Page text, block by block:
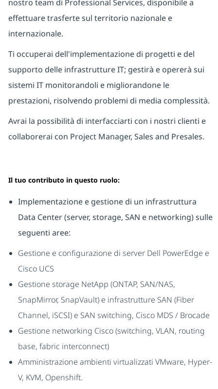
nostro team di Professional Services, disponibile a
effettuare trasferte sul territorio nazionale e
internazionale.
Ti occuperai dell'implementazione di progetti e del
supporto delle infrastrutture IT; gestirà e opererà sui
sistemi IT monitorandoli e migliorandone le
prestazioni, risolvendo problemi di media complessità.
Avrai la possibilità di interfacciarti con i nostri clienti e
collaborerai con Project Manager, Sales and Presales.
Il tuo contributo in questo ruolo:
Implementazione e gestione di un infrastruttura
Data Center (server, storage, SAN e networking) sulle
seguenti aree:
Gestione e configurazione di server Dell PowerEdge e
Cisco UCS
Gestione storage NetApp (ONTAP, SAN/NAS,
SnapMirror, SnapVault) e infrastrutture SAN (Fiber
Channel, iSCSI) e SAN switching, Cisco MDS / Brocade
Gestione networking Cisco (switching, VLAN, routing
base, fabric interconnect)
Amministrazione ambienti virtualizzati VMware, Hyper-
V, KVM, Openshift.